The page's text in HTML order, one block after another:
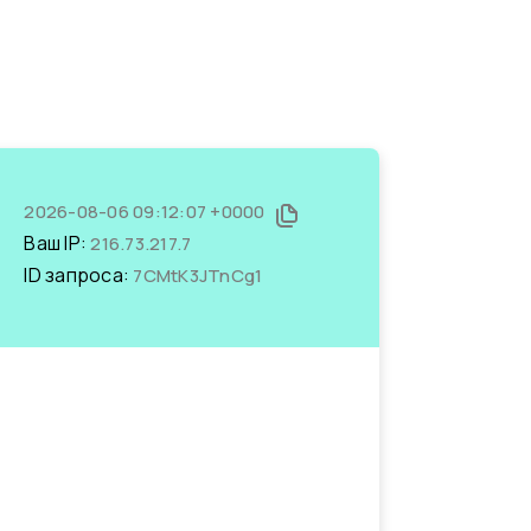
2026-08-06 09:12:07 +0000
Ваш IP:216.73.217.7
ID запроса: 7CMtK3JTnCg1